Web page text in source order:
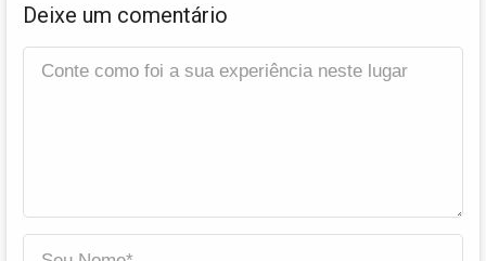
Deixe um comentário